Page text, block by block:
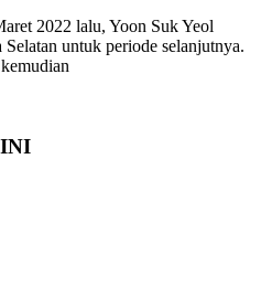
2022 lalu, Yoon Suk Yeol
untuk periode selanjutnya.